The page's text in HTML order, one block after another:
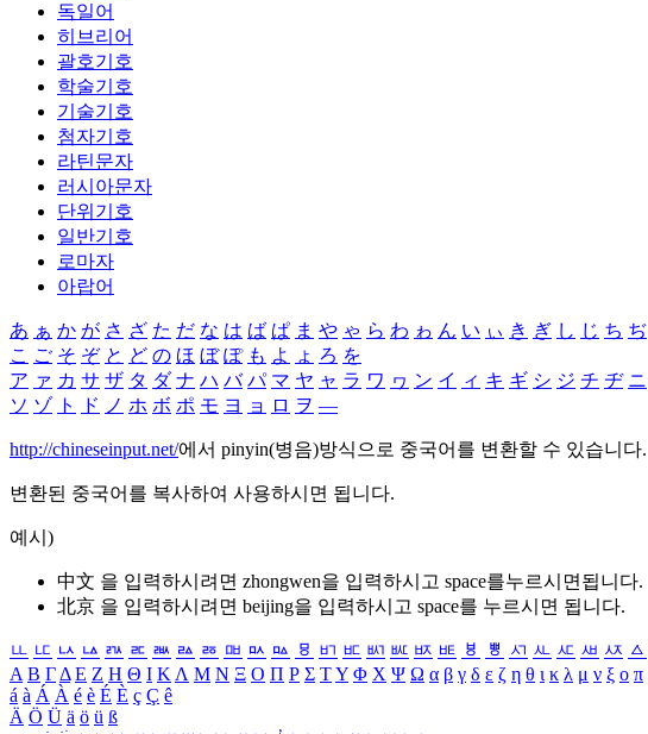
독일어
히브리어
괄호기호
학술기호
기술기호
첨자기호
라틴문자
러시아문자
단위기호
일반기호
로마자
아랍어
あ ぁ か が さ ざ た だ な は ば ぱ ま や ゃ ら わ ゎ ん い ぃ き ぎ し じ ち ぢ
こ ご そ ぞ と ど の ほ ぼ ぽ も よ ょ ろ を
ア ァ カ サ ザ タ ダ ナ ハ バ パ マ ヤ ャ ラ ワ ヮ ン イ ィ キ ギ シ ジ チ ヂ ニ
ソ ゾ ト ド ノ ホ ボ ポ モ ヨ ョ ロ ヲ ―
http://chineseinput.net/에서 pinyin(병음)방식으로 중국어를 변환할 수 있습니다.
변환된 중국어를 복사하여 사용하시면 됩니다.
예시)
中文 을 입력하시려면 zhongwen을 입력하시고 space를누르시면됩니다.
北京 을 입력하시려면 beijing을 입력하시고 space를 누르시면 됩니다.
ㅥ ㅦ ㅧ ㅨ ㅩ ㅪ ㅫ ㅬ ㅭ ㅮ ㅯ ㅰ ㅱ ㅲ ㅳ ㅴ ㅵ ㅶ ㅷ ㅸ ㅹ ㅺ ㅻ ㅼ ㅽ ㅾ ㅿ
Α Β ΓΔ Ε Ζ Η Θ Ι ΚΛ Μ Ν Ξ Ο Π Ρ Σ ΤΥ Φ Χ Ψ Ω α β γ δ ε ζ η θ ι κ λ μ ν ξ ο π
á à Á À é è É È ç Ç ê
Ä Ö Ü ä ö ü ß